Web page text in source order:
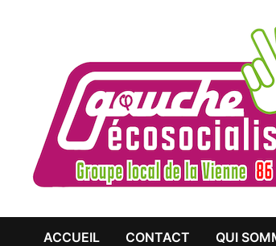
ACCUEIL CONTACT QUI